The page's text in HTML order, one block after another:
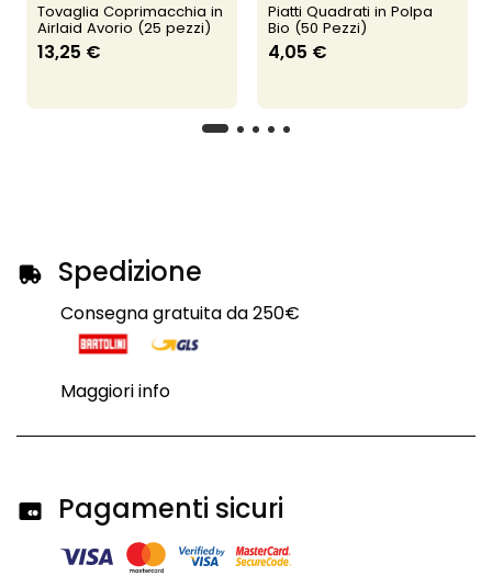
Tovaglia Coprimacchia in
Airlaid Avorio (25 pezzi)
13,25 €
Piatti Quadrati in Polpa
Bio (50 Pezzi)
4,05 €
Spedizione
Consegna gratuita da 250€
Maggiori info
Pagamenti sicuri